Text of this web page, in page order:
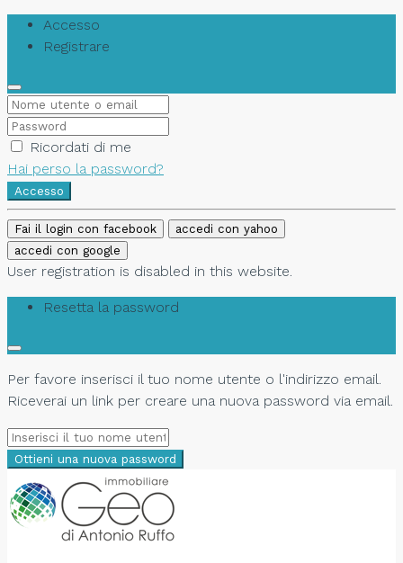
Accesso
Registrare
Ricordati di me
Hai perso la password?
Accesso
Fai il login con facebook
accedi con yahoo
accedi con google
User registration is disabled in this website.
Resetta la password
Per favore inserisci il tuo nome utente o l'indirizzo email.
Riceverai un link per creare una nuova password via email.
Ottieni una nuova password